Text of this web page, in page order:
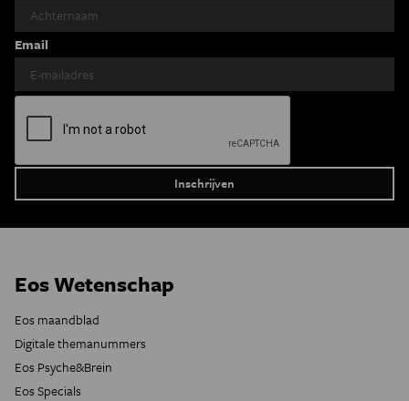
Email
Eos Wetenschap
Eos maandblad
Digitale themanummers
Eos Psyche&Brein
Eos Specials